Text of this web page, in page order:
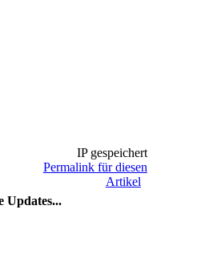
IP gespeichert
Permalink für diesen
Artikel
Updates...